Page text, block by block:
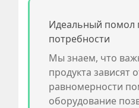
Идеальный помол
потребности
Мы знаем, что
продукта зависят
равномерности
оборудование